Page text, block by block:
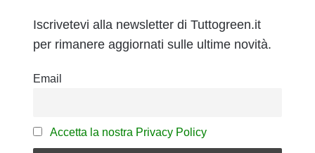
Iscrivetevi alla newsletter di Tuttogreen.it
per rimanere aggiornati sulle ultime novità.
Email
Accetta la nostra Privacy Policy